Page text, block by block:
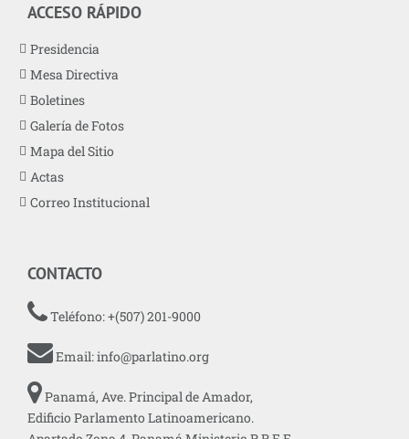
ACCESO RÁPIDO
Presidencia
Mesa Directiva
Boletines
Galería de Fotos
Mapa del Sitio
Actas
Correo Institucional
CONTACTO
Teléfono: +(507) 201-9000
Email:info@parlatino.org
Panamá, Ave. Principal de Amador,
Edificio Parlamento Latinoamericano.